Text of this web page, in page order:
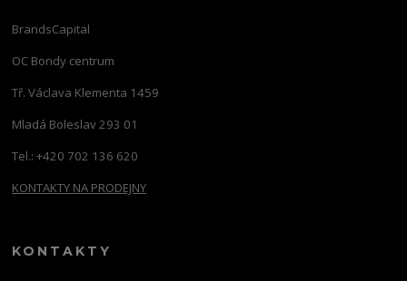
BrandsCapital
OC Bondy centrum
Tř. Václava Klementa 1459
Mladá Boleslav 293 01
Tel.: +420 702 136 620
KONTAKTY NA PRODEJNY
KONTAKTY